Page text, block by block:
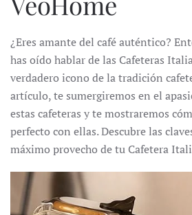
¿Eres amante del café auténtico?
has oído hablar de las Cafeteras
verdadero icono de la tradición
artículo, te sumergiremos en el
estas cafeteras y te mostraremos
perfecto con ellas.Descubre las
máximo provecho de tu Cafetera